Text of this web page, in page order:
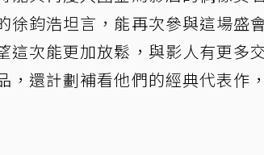
徐鈞浩坦言，能再次參與這場盛
次能更加放鬆，與影人有更多
，還計劃補看他們的經典代表作